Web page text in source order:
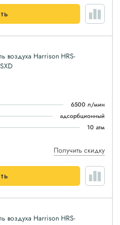
воздуха Harrison HRS-
6500 л/мин
адсорбционный
10 атм
Получить скидку
воздуха Harrison HRS-